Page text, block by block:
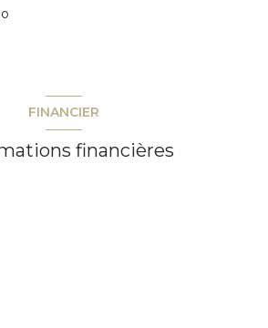
FINANCIER
financières